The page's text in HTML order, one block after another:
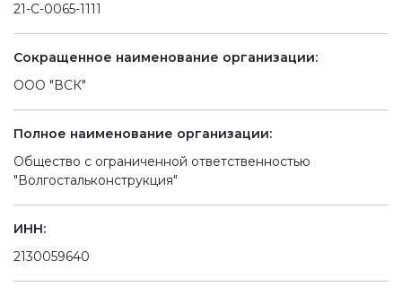
21-С-0065-1111
Сокращенное наименование организации:
ООО "ВСК"
Полное наименование организации:
Общество с ограниченной ответственностью
"Волгостальконструкция"
ИНН:
2130059640